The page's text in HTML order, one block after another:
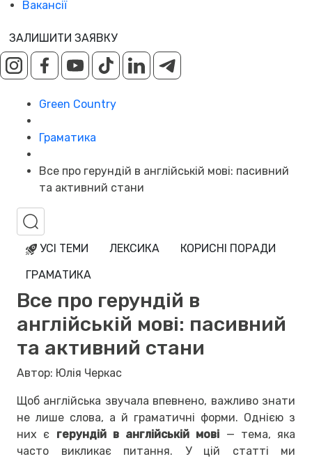
Вакансії
ЗАЛИШИТИ ЗАЯВКУ
Green Country
Граматика
Все про герундій в англійській мові: пасивний
та активний стани
УСІ ТЕМИ ЛЕКСИКА
КОРИСНІ ПОРАДИ
ГРАМАТИКА
Все про герундій в
англійській мові: пасивний
та активний стани
Автор: Юлія Черкас
Щоб англійська звучала впевнено, важливо знати
не лише слова, а й граматичні форми. Однією з
них є герундій в англійській мові — тема, яка
часто викликає питання. У цій статті ми